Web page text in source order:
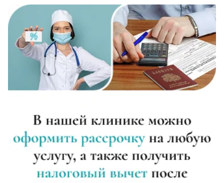
от 10 700 ₽ Записаться
Анализы на наркотики
от 600 ₽ Записаться
Наркологическое освидетельствование
Нарколог на дом (при наркомании)
от 2 150 ₽ Записаться
Помощь наркоманам